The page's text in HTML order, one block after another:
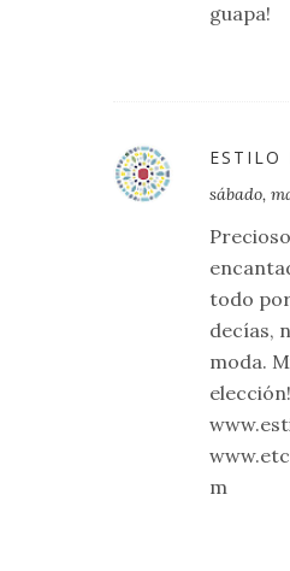
guapa!
ESTILO
sábado,
todo
decías,
moda.
elección!
m